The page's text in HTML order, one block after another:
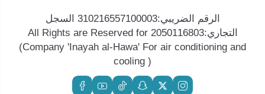
الرقم الضريبي:310216557100003 السجل
التجاري:2050116803 All Rights are Reserved for
(Company 'Inayah al-Hawa' For air conditioning and
cooling )